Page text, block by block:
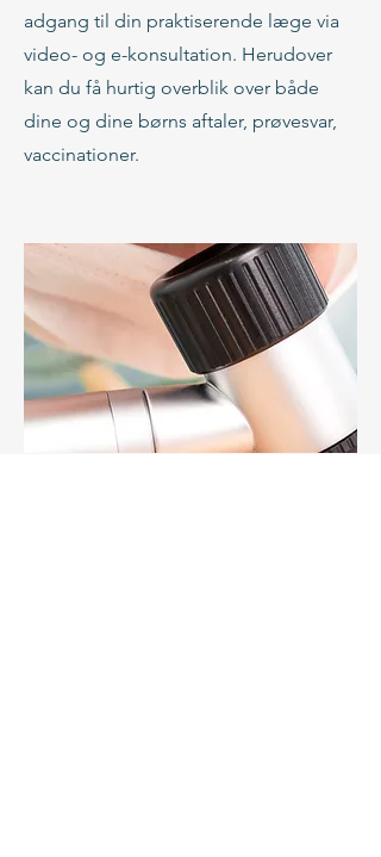
adgang til din praktiserende læge via
video- og e-konsultation. Herudover
kan du få hurtig overblik over både
dine og dine børns aftaler, prøvesvar,
vaccinationer.